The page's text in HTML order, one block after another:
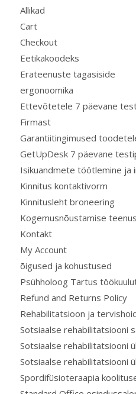
Allikad
Cart
Checkout
Eetikakoodeks
Erateenuste tagasiside
ergonoomika
Ettevõtetele 7 päevane
Firmast
Garantiitingimused
GetUpDesk 7 päevane
Isikuandmete töötlemine ja
Kinnitus kontaktivorm
Kinnitusleht broneering
Kogemusnõustamise
Kontakt
My Account
õigused ja kohustused
Psühholoog Tartus
Refund and Returns Policy
Rehabilitatsioon ja
Sotsiaalse rehabilitatsiooni
Sotsiaalse rehabilitatsiooni
Sotsiaalse rehabilitatsiooni
Spordifüsioteraapia